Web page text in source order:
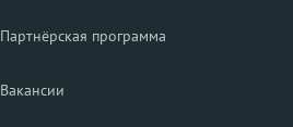
Партнёрская программа
Вакансии